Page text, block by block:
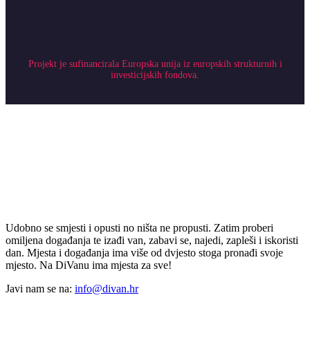
Projekt je sufinancirala Europska unija iz europskih strukturnih i
investicijskih fondova.
Udobno se smjesti i opusti no ništa ne propusti. Zatim proberi
omiljena događanja te izađi van, zabavi se, najedi, zapleši i iskoristi
dan. Mjesta i događanja ima više od dvjesto stoga pronađi svoje
mjesto. Na DiVanu ima mjesta za sve!
Javi nam se na: info@divan.hr